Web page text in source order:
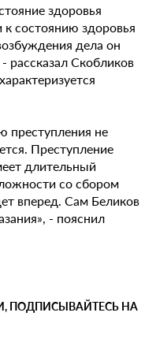
здоровья
к состоянию здоровья
дела он
рассказал Скобликов
преступления не
Преступление
длительный
со сбором
вперед. Сам Беликов
- пояснил
ПОДПИСЫВАЙТЕСЬ НА